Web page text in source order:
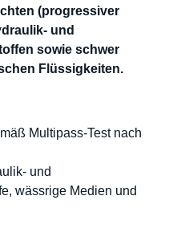
(progressiver
und
sowie schwer
Flüssigkeiten.
Multipass-Test nach
und
wässrige Medien und